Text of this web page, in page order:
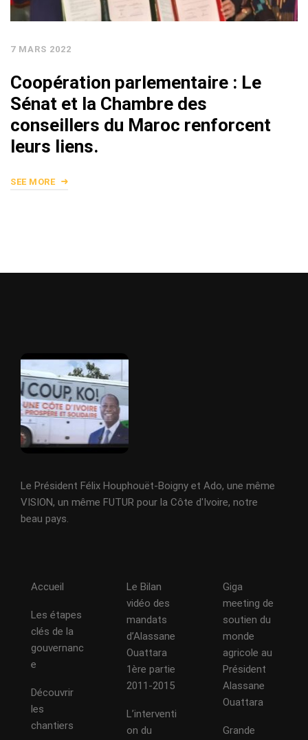
7 MARS 2022
Coopération parlementaire : Le
Sénat et la Chambre des
conseillers du Maroc renforcent
leurs liens.
SEE MORE
Le Président Félix Houphouët-Boigny et Ado, une même
VISION, un même FUTUR pour la Côte d'Ivoire, notre
beau pays.
Accueil
Les étapes
clés de la
gouvernanc
e
Découvrir
les
chantiers
Le Bilan
vidéo des
mandats
d’Alassane
Ouattara
1ère partie
2011-2015
L’interventi
on du
Giga
meeting de
soutien du
monde
agricole au
Président
Alassane
Ouattara
Grande